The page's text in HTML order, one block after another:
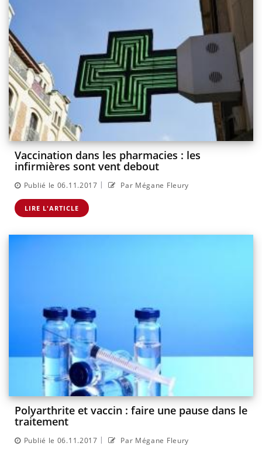
Vaccination dans les pharmacies : les
infirmières sont vent debout
Publié le 06.11.2017 | Par Mégane Fleury
LIRE L'ARTICLE
Polyarthrite et vaccin : faire une pause dans le
traitement
Publié le 06.11.2017 | Par Mégane Fleury